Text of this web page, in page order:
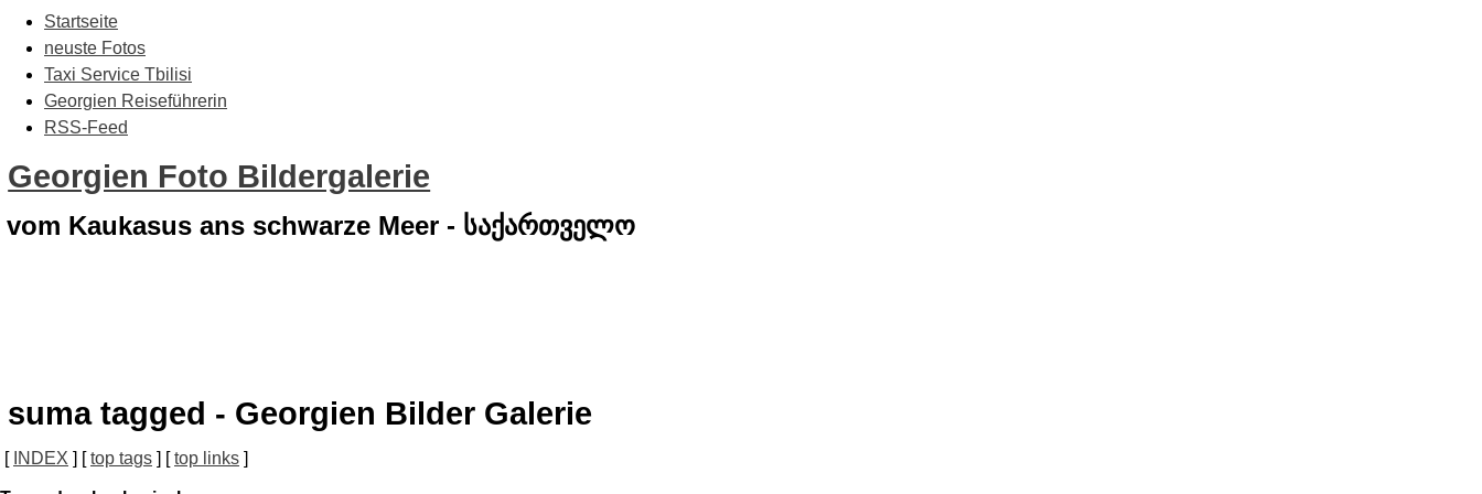
Startseite
neuste Fotos
Taxi Service Tbilisi
Georgien Reiseführerin
RSS-Feed
Georgien Foto Bildergalerie
vom Kaukasus ans schwarze Meer - საქართველო
suma tagged - Georgien Bilder Galerie
[ INDEX ] [top tags ] [top links ]